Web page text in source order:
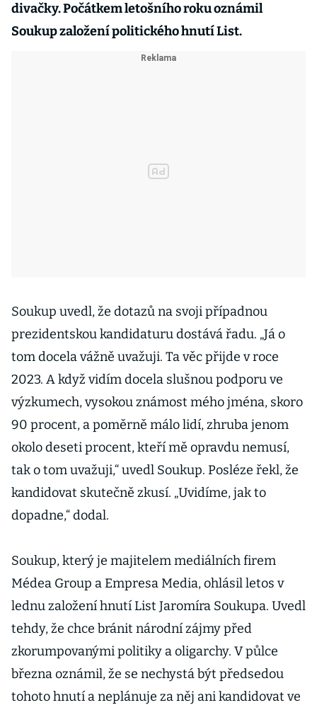
divačky. Počátkem letošního roku oznámil
Soukup založení politického hnutí List.
Soukup uvedl, že dotazů na svoji případnou
prezidentskou kandidaturu dostává řadu. „Já o
tom docela vážně uvažuji. Ta věc přijde v roce
2023. A když vidím docela slušnou podporu ve
výzkumech, vysokou známost mého jména, skoro
90 procent, a poměrně málo lidí, zhruba jenom
okolo deseti procent, kteří mě opravdu nemusí,
tak o tom uvažuji,“ uvedl Soukup. Posléze řekl, že
kandidovat skutečně zkusí. „Uvidíme, jak to
dopadne,“ dodal.
Soukup, který je majitelem mediálních firem
Médea Group a Empresa Media, ohlásil letos v
lednu založení hnutí List Jaromíra Soukupa. Uvedl
tehdy, že chce bránit národní zájmy před
zkorumpovanými politiky a oligarchy. V půlce
března oznámil, že se nechystá být předsedou
tohoto hnutí a neplánuje za něj ani kandidovat ve